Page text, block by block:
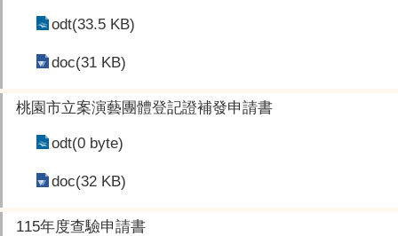
odt(33.5 KB)
doc(31 KB)
桃園市立案演藝團體登記證補發申請書
odt(0 byte)
doc(32 KB)
115年度查驗申請書